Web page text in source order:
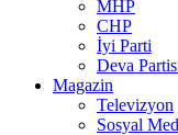
MHP
CHP
İyi Parti
Deva
Magazin
Televizyon
Sosyal